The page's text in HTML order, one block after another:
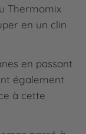
Thermomix
en un clin
en passant
également
à cette